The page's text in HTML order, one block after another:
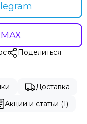
Поделиться
Доставка
Акции и статьи (1)